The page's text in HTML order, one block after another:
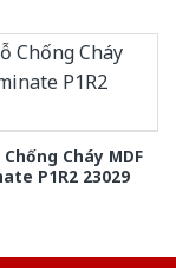
Cháy MDF
P1R2 23029